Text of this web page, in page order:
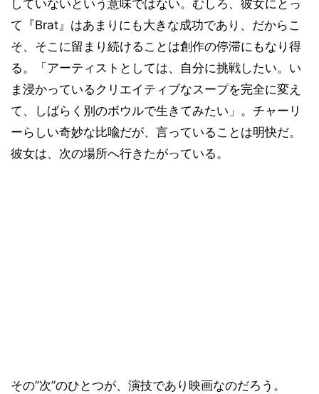
していないという意味ではない。むしろ、彼女にとっ
て『Brat』はあまりにも大きな成功であり、だからこ
そ、そこに留まり続けることは創作の停滞にもなり得
る。「アーティストとしては、自分に挑戦したい。い
ま浸かっているクリエイティブなスープを完全に変え
て、しばらく別のボウルで生きてみたい」。チャーリ
ーらしい奇妙な比喩だが、言っていることは明快だ。
彼女は、次の場所へ行きたがっている。
その”次”のひとつが、演技であり映画なのだろう。